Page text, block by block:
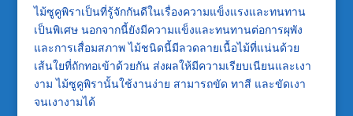
ไม้ซูคูพิราเป็นที่รู้จักกันดีในเรื่องความแข็งแรงและทนทาน
เป็นพิเศษ นอกจากนี้ยังมีความแข็งและทนทานต่อการผุพัง
และการเสื่อมสภาพ ไม้ชนิดนี้มีลวดลายเนื้อไม้ที่แน่นด้วย
เส้นใยที่ถักทอเข้าด้วยกัน ส่งผลให้มีความเรียบเนียนและเงา
งาม ไม้ซูคูพิรานั้นใช้งานง่าย สามารถขัด ทาสี และขัดเงา
จนเงางามได้